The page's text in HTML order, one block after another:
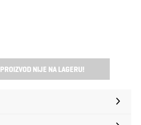
PROIZVOD NIJE NA LAGERU!